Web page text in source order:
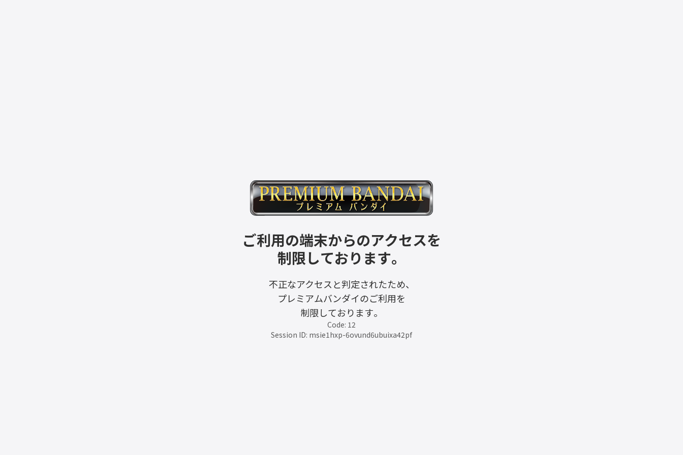
ご利用の端末からのアクセスを
制限しております。
不正なアクセスと判定されたため、
プレミアムバンダイのご利用を
制限しております。
Code: 12
Session ID: msie1hxp-6ovund6ubuixa42pf